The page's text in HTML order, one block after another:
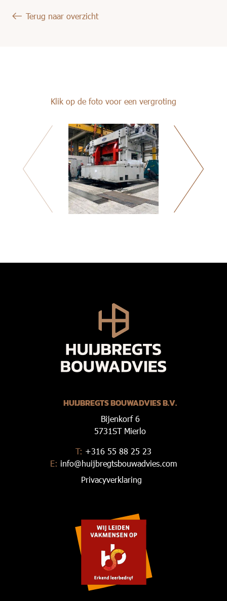
Terug naar overzicht
Klik op de foto voor een vergroting
HUIJBREGTS BOUWADVIES B.V.
Bijenkorf 6
5731ST Mierlo
T: +316 55 88 25 23
E: info@huijbregtsbouwadvies.com
Privacyverklaring